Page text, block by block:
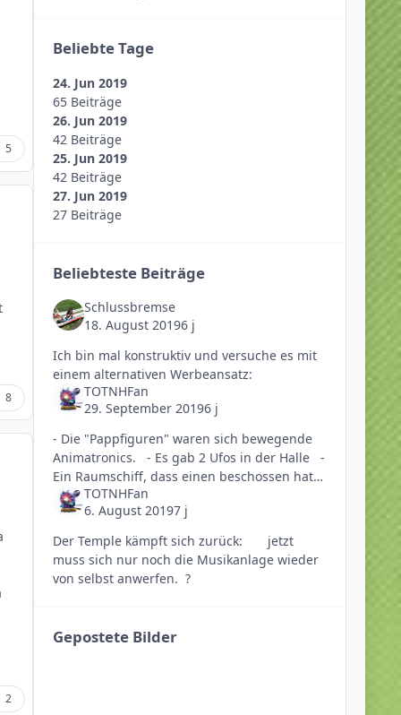
5
8
2
Beliebte Tage
24. Jun 2019
65 Beiträge
26. Jun 2019
42 Beiträge
25. Jun 2019
42 Beiträge
27. Jun 2019
27 Beiträge
Beliebteste Beiträge
Schlussbremse
18. August 20196 j
Ich bin mal konstruktiv und versuche es mit
TOTNHFan
29. September 20196 j
- Die "Pappfiguren" waren sich bewegende
Animatronics. - Es gab 2 Ufos in der Halle -
Ein Raumschiff, dass einen beschossen hat
mit Lichteffekten, das sich auf und ab an
einem
TOTNHFan
6. August 20197 j
Der Temple kämpft sich zurück: jetzt
muss sich nur noch die Musikanlage wieder
von selbst anwerfen. ?
Gepostete Bilder